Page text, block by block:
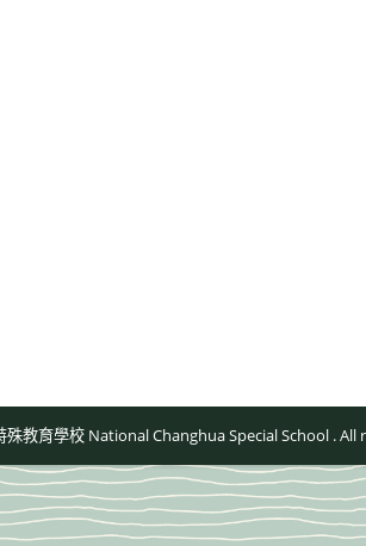
教育學校 National Changhua Special School . All